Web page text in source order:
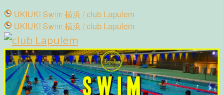
＆
泳
ぎ
こ
み】
辰
巳
際
水
泳
場
Post
navigation
UKIUKI Swim 横浜 / club Lapulem
UKIUKI Swim 横浜 / club Lapulem